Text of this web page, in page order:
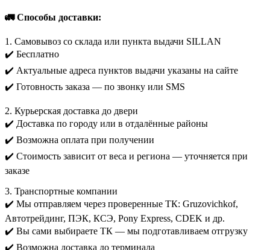
🚛 Способы доставки:
1. Самовывоз со склада или пункта выдачи SILLAN
✔️ Бесплатно
✔️ Актуальные адреса пунктов выдачи указаны на сайте
✔️ Готовность заказа — по звонку или SMS
2. Курьерская доставка до двери
✔️ Доставка по городу или в отдалённые районы
✔️ Возможна оплата при получении
✔️ Стоимость зависит от веса и региона — уточняется при
заказе
3. Транспортные компании
✔️ Мы отправляем через проверенные ТК: Gruzovichkof,
Автотрейдинг, ПЭК, КСЭ, Pony Express, CDEK и др.
✔️ Вы сами выбираете ТК — мы подготавливаем отгрузку
✔️ Возможна доставка до терминала